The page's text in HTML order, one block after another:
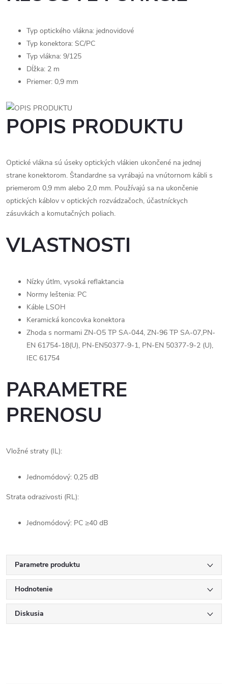
Typ optického vlákna: jednovidové
Typ konektora: SC/PC
Typ vlákna: 9/125
Dĺžka: 2 m
Priemer: 0,9 mm
POPIS PRODUKTU
Optické vlákna sú úseky optických vlákien ukončené na jednej
strane konektorom. Štandardne sa vyrábajú na vnútornom kábli s
priemerom 0,9 mm alebo 2,0 mm. Používajú sa na ukončenie
optických káblov v optických rozvádzačoch, účastníckych
zásuvkách a komutačných poliach.
VLASTNOSTI
Nízky útlm, vysoká reflaktancia
Normy leštenia: PC
Káble LSOH
Keramická koncovka konektora
Zhoda s normami ZN-O5 TP SA-044, ZN-96 TP SA-07,PN-
EN 61754-18(U), PN-EN50377-9-1, PN-EN 50377-9-2 (U),
IEC 61754
PARAMETRE
PRENOSU
Vložné straty (IL):
Jednomódový: 0,25 dB
Strata odrazivosti (RL):
Jednomódový: PC ≥40 dB
Parametre produktu
Hodnotenie
Diskusia